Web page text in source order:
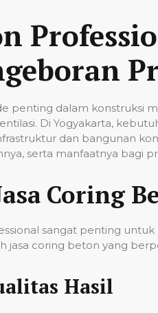
penting dalam konstruksi
Di Yogyakarta,
dan bangunan
serta manfaatnya bagi
Coring
sangat penting
coring beton yang
Hasil